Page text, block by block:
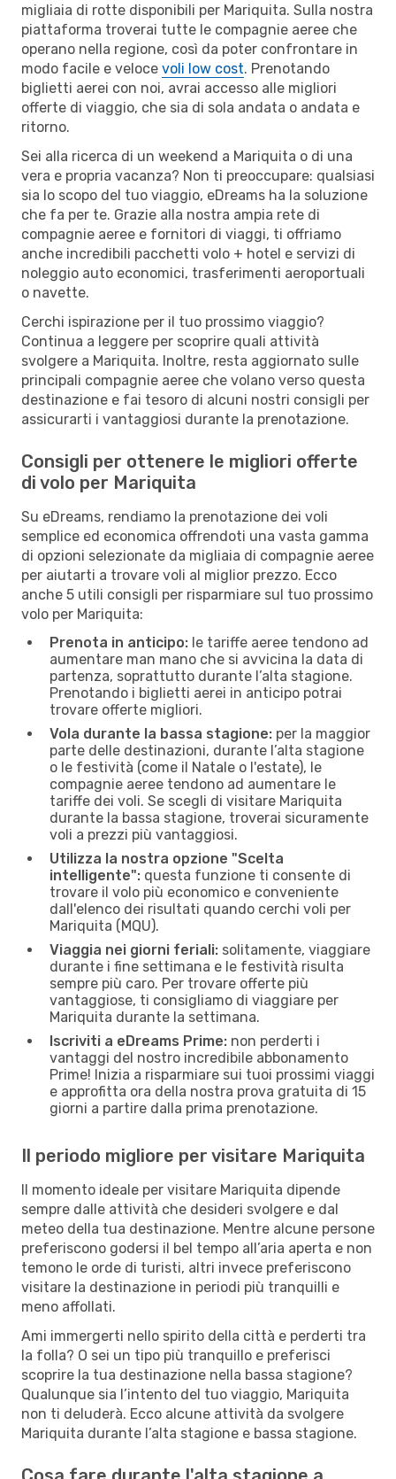
migliaia di rotte disponibili per Mariquita. Sulla nostra
piattaforma troverai tutte le compagnie aeree che
operano nella regione, così da poter confrontare in
modo facile e veloce voli low cost. Prenotando
biglietti aerei con noi, avrai accesso alle migliori
offerte di viaggio, che sia di sola andata o andata e
ritorno.
Sei alla ricerca di un weekend a Mariquita o di una
vera e propria vacanza? Non ti preoccupare: qualsiasi
sia lo scopo del tuo viaggio, eDreams ha la soluzione
che fa per te. Grazie alla nostra ampia rete di
compagnie aeree e fornitori di viaggi, ti offriamo
anche incredibili pacchetti volo + hotel e servizi di
noleggio auto economici, trasferimenti aeroportuali
o navette.
Cerchi ispirazione per il tuo prossimo viaggio?
Continua a leggere per scoprire quali attività
svolgere a Mariquita. Inoltre, resta aggiornato sulle
principali compagnie aeree che volano verso questa
destinazione e fai tesoro di alcuni nostri consigli per
assicurarti i vantaggiosi durante la prenotazione.
Consigli per ottenere le migliori offerte
di volo per Mariquita
Su eDreams, rendiamo la prenotazione dei voli
semplice ed economica offrendoti una vasta gamma
di opzioni selezionate da migliaia di compagnie aeree
per aiutarti a trovare voli al miglior prezzo. Ecco
anche 5 utili consigli per risparmiare sul tuo prossimo
volo per Mariquita:
Prenota in anticipo: le tariffe aeree tendono ad
aumentare man mano che si avvicina la data di
partenza, soprattutto durante l’alta stagione.
Prenotando i biglietti aerei in anticipo potrai
trovare offerte migliori.
Vola durante la bassa stagione: per la maggior
parte delle destinazioni, durante l’alta stagione
o le festività (come il Natale o l'estate), le
compagnie aeree tendono ad aumentare le
tariffe dei voli. Se scegli di visitare Mariquita
durante la bassa stagione, troverai sicuramente
voli a prezzi più vantaggiosi.
Utilizza la nostra opzione "Scelta
intelligente": questa funzione ti consente di
trovare il volo più economico e conveniente
dall'elenco dei risultati quando cerchi voli per
Mariquita (MQU).
Viaggia nei giorni feriali: solitamente, viaggiare
durante i fine settimana e le festività risulta
sempre più caro. Per trovare offerte più
vantaggiose, ti consigliamo di viaggiare per
Mariquita durante la settimana.
Iscriviti a eDreams Prime: non perderti i
vantaggi del nostro incredibile abbonamento
Prime! Inizia a risparmiare sui tuoi prossimi viaggi
e approfitta ora della nostra prova gratuita di 15
giorni a partire dalla prima prenotazione.
Il periodo migliore per visitare Mariquita
Il momento ideale per visitare Mariquita dipende
sempre dalle attività che desideri svolgere e dal
meteo della tua destinazione. Mentre alcune persone
preferiscono godersi il bel tempo all’aria aperta e non
temono le orde di turisti, altri invece preferiscono
visitare la destinazione in periodi più tranquilli e
meno affollati.
Ami immergerti nello spirito della città e perderti tra
la folla? O sei un tipo più tranquillo e preferisci
scoprire la tua destinazione nella bassa stagione?
Qualunque sia l’intento del tuo viaggio, Mariquita
non ti deluderà. Ecco alcune attività da svolgere
Mariquita durante l’alta stagione e bassa stagione.